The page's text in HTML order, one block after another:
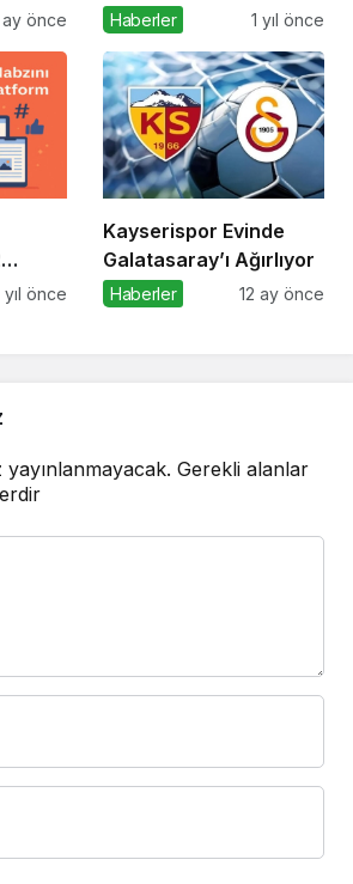
ay önce
Platformlar Neden
Haberler 1 yıl önce
yıl önce
Kayserispor Evinde
Galatasaray’ı Ağırlıyor
Haberler 12 ay önce
Gerekli alanlar